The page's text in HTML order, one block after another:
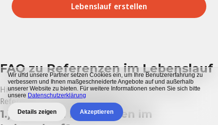
Wir und unsere Partner setzen Cookies ein, um Ihre Benutzererfahrung zu
verbessern und Ihnen maßgeschneiderte Angebote auf und außerhalb
unserer Website zu bieten. Für weitere Informationen sehen Sie sich bitte
unsere Datenschutzerklärung
Details zeigen Akzeptieren
Lebenslauf erstellen
FAQ zu Referenzen im Lebenslauf
Hier finden Sie die meistgestellten Fragen zum Thema
Referenzen im Lebenslauf angeben.
1.) Was sind Referenzen im